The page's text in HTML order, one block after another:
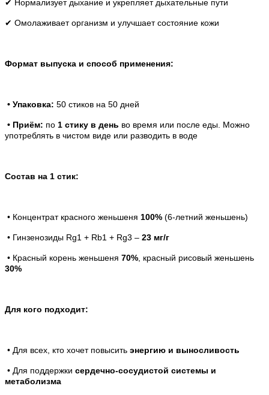
✔ Нормализует дыхание и укрепляет дыхательные пути
✔ Омолаживает организм и улучшает состояние кожи
Формат выпуска и способ применения:
• Упаковка: 50 стиков на 50 дней
• Приём: по 1 стику в день во время или после еды. Можно
употреблять в чистом виде или разводить в воде
Состав на 1 стик:
• Концентрат красного женьшеня 100% (6-летний женьшень)
• Гинзенозиды Rg1 + Rb1 + Rg3 – 23 мг/г
• Красный корень женьшеня 70% , красный рисовый женьшень
30%
Для кого подходит:
• Для всех, кто хочет повысить энергию и выносливость
• Для поддержки сердечно-сосудистой системы и
метаболизма